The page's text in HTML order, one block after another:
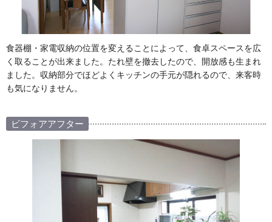
食器棚・家電収納の位置を変えることによって、食卓スペースを広
く取ることが出来ました。たれ壁を撤去したので、開放感も生まれ
ました。収納部分でほどよくキッチンの手元が隠れるので、来客時
も気になりません。
ビフォアアフター